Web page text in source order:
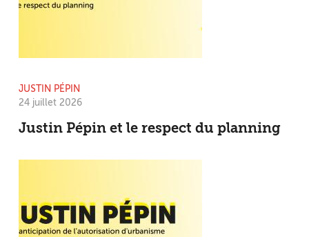
JUSTIN PÉPIN
24 juillet 2026
Justin Pépin et le respect du planning